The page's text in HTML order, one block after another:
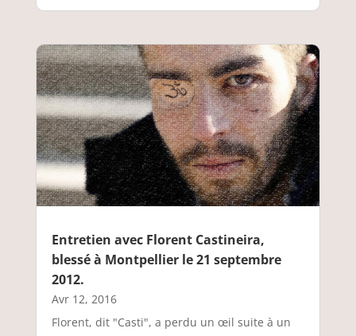
Entretien avec Florent Castineira,
blessé à Montpellier le 21 septembre
2012.
Avr 12, 2016
Florent, dit "Casti", a perdu un œil suite à un